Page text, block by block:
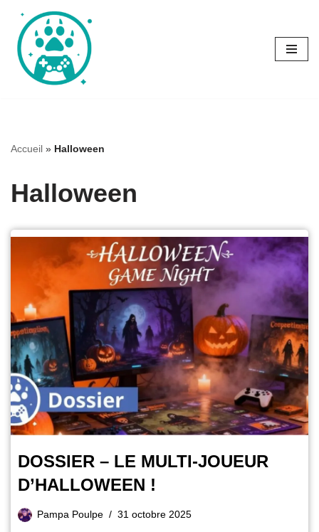
Aller
au
contenu
Accueil » Halloween
Halloween
DOSSIER – LE MULTI-JOUEUR
D’HALLOWEEN !
Pampa Poulpe 31 octobre 2025